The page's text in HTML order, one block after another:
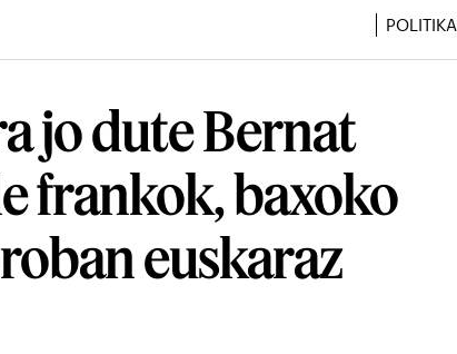
POLITIKA
jo dute Bernat
frankok, baxoko
euskaraz